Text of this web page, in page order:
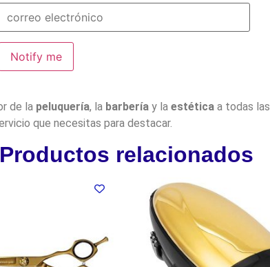
Notify me
de la peluquería, la barberíay la estéticaa todas las
que necesitas para destacar.
Productos relacionados